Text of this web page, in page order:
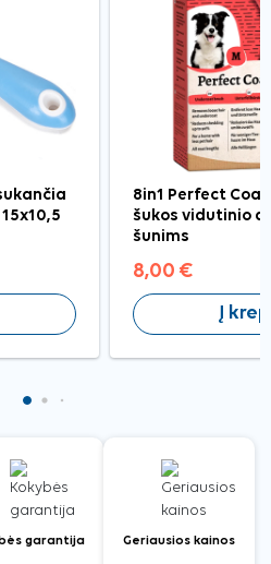
8in1 Perfect
šukos vidutinio
šunims
8,00 €
Į
garantija Geriausios kainos